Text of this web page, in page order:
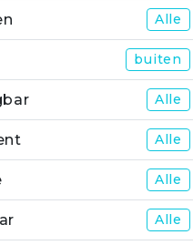
Alle
buiten
Alle
Alle
Alle
Alle